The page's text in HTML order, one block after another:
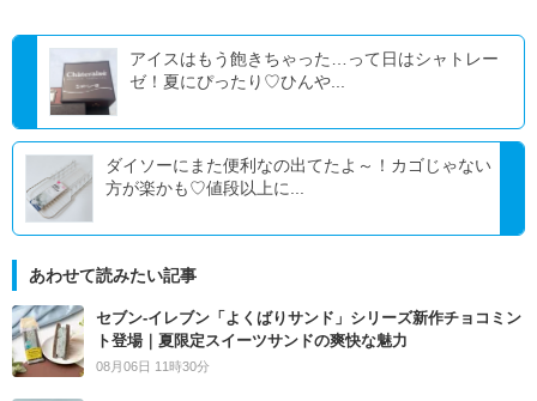
アイスはもう飽きちゃった…って日はシャトレー
ゼ！夏にぴったり♡ひんや...
ダイソーにまた便利なの出てたよ～！カゴじゃない
方が楽かも♡値段以上に...
あわせて読みたい記事
セブン‐イレブン「よくばりサンド」シリーズ新作チョコミン
ト登場｜夏限定スイーツサンドの爽快な魅力
08月06日 11時30分